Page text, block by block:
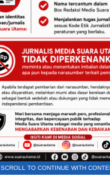
SCROLL TO CONTINUE WITH